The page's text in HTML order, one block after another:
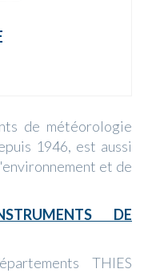
de météorologie
1946, est aussi
et de
DE
THIES